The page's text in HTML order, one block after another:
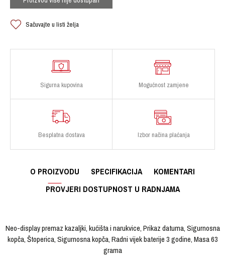
Sačuvajte u listi želja
Sigurna kupovina Mogućnost zamjene
Besplatna dostava Izbor načina plaćanja
O PROIZVODU SPECIFIKACIJA
KOMENTARI
PROVJERI DOSTUPNOST U RADNJAMA
Neo-display premaz kazaljki, kućišta i narukvice, Prikaz datuma, Sigurnosna
kopča, Štoperica, Sigurnosna kopča, Radni vijek baterije 3 godine, Masa 63
grama